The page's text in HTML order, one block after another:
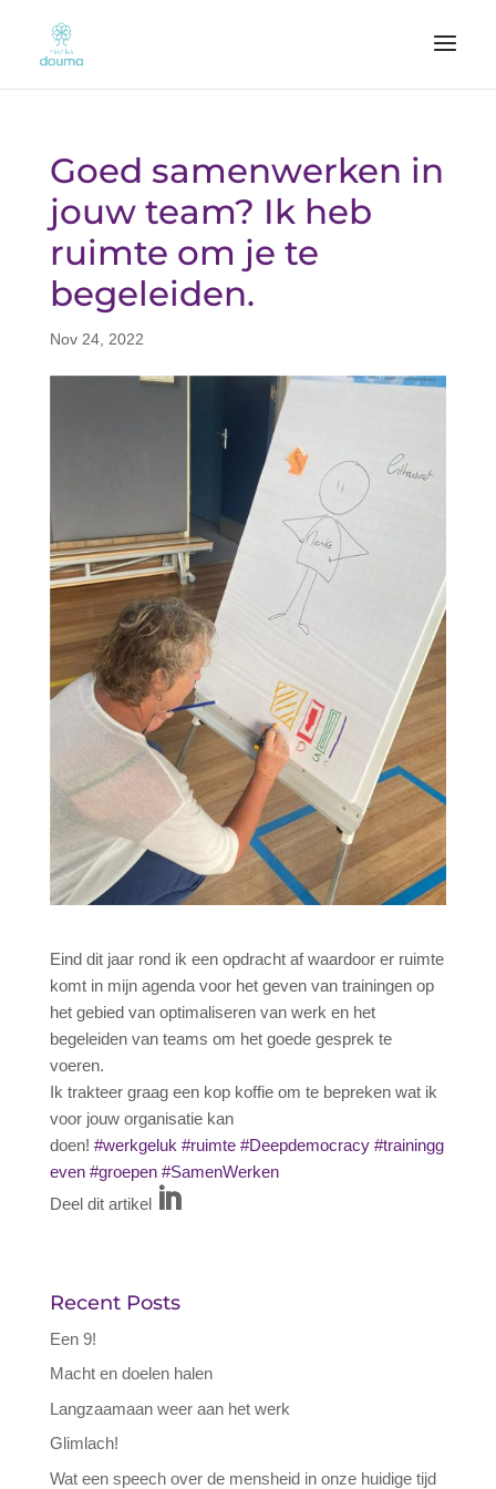
Goed samenwerken in
jouw team? Ik heb
ruimte om je te
begeleiden.
Nov 24, 2022
Eind dit jaar rond ik een opdracht af waardoor er ruimte
komt in mijn agenda voor het geven van trainingen op
het gebied van optimaliseren van werk en het
begeleiden van teams om het goede gesprek te
voeren.
Ik trakteer graag een kop koffie om te bepreken wat ik
voor jouw organisatie kan
doen! #werkgeluk #ruimte #Deepdemocracy #trainingg
even #groepen #SamenWerken
Deel dit artikel
Recent Posts
Een 9!
Macht en doelen halen
Langzaamaan weer aan het werk
Glimlach!
Wat een speech over de mensheid in onze huidige tijd